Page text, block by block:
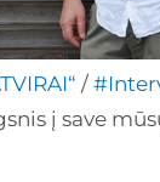
/
į save